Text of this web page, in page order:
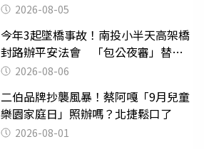
2026-08-05
今年3起墜橋事故！南投小半天高架橋
封路辦平安法會 「包公夜審」替亡
魂伸冤
2026-08-06
二伯品牌抄襲風暴！蔡阿嘎「9月兒童
樂園家庭日」照辦嗎？北捷鬆口了
2026-08-01